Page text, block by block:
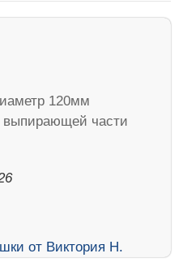
120мм
выпирающей части